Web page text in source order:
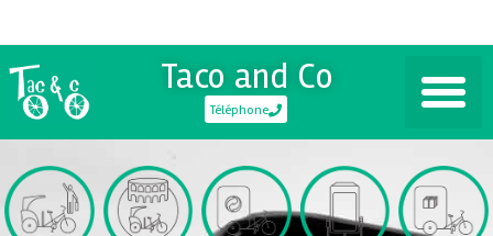
Taco and Co
Téléphone